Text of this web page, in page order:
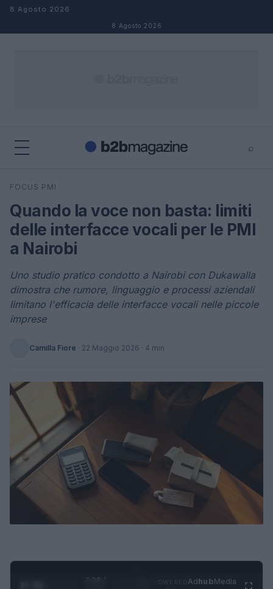
Salta al contenuto
8 Agosto 2026
8 Agosto 2026
⌕
Cerca
FOCUS PMI
Quando la voce non basta: limiti
delle interfacce vocali per le PMI
a Nairobi
Uno studio pratico condotto a Nairobi con Dukawalla
dimostra che rumore, linguaggio e processi aziendali
limitano l'efficacia delle interfacce vocali nelle piccole
imprese
Camilla Fiore · 22 Maggio 2026 · 4 min
0:29 /
AdhubMedia